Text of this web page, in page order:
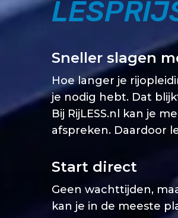
Sneller slagen
Hoe langer je
je nodig hebt. Dat
Bij RijLESS.nl kan je
afspreken. Daardoor
Start direct
Geen wachttijden,
kan je in de meeste